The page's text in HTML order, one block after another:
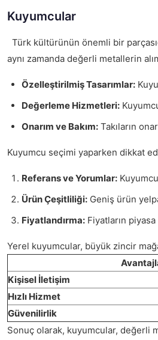
Kuyumcular
Türk kültürünün önemli bir
aynı zamanda değerli metallerin
Özelleştirilmiş Tasarımlar:
Değerleme Hizmetleri:
Onarım ve Bakım: Takıların
Kuyumcu seçimi yaparken dikkat
Referans ve Yorumlar:
Ürün Çeşitliliği: Geniş ürün
Fiyatlandırma: Fiyatların
Yerel kuyumcular, büyük zincir
Kişisel İletişim
Hızlı Hizmet
Güvenilirlik
Sonuç olarak, kuyumcular, değerli